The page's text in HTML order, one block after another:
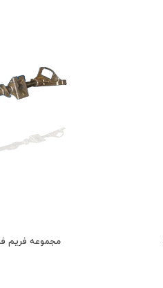
مجموعه فریم